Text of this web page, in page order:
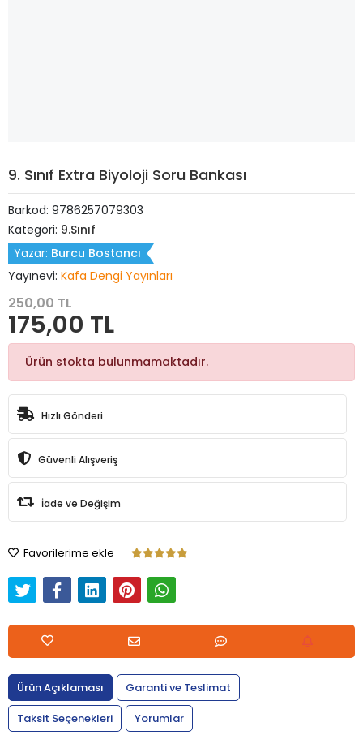
9. Sınıf Extra Biyoloji Soru Bankası
Barkod: 9786257079303
Kategori: 9.Sınıf
Yazar: Burcu Bostancı
Yayınevi: Kafa Dengi Yayınları
250,00 TL
175,00 TL
Ürün stokta bulunmamaktadır.
Hızlı Gönderi
Güvenli Alışveriş
İade ve Değişim
Favorilerime ekle
Ürün Açıklaması
Garanti ve Teslimat
Taksit Seçenekleri
Yorumlar